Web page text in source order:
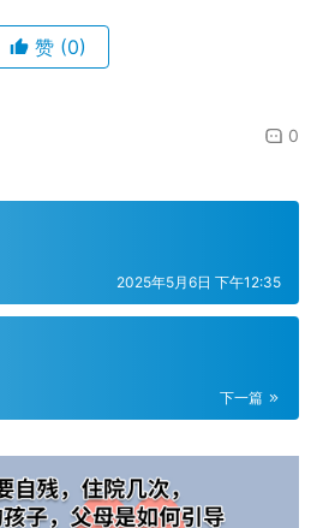
赞 (0)
0
2025年5月6日 下午12:35
下一篇